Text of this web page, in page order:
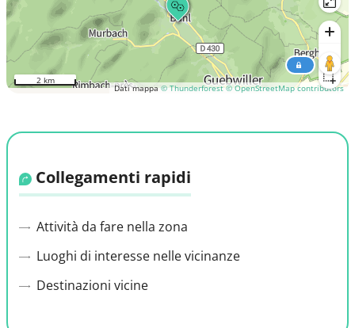
Dati mappa© Thunderforest © OpenStreetMap contributors
2 km
Collegamenti rapidi
Attività da fare nella zona
Luoghi di interesse nelle vicinanze
Destinazioni vicine